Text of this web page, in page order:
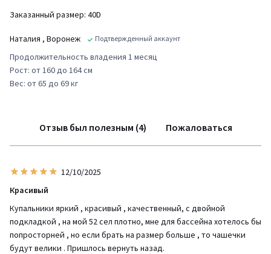
Заказанный размер: 40D
Наталия , Воронеж Подтвержденный аккаунт
Продолжительность владения 1 месяц
Рост: от 160 до 164 см
Вес: от 65 до 69 кг
Отзыв был полезным (4) Пожаловаться
12/10/2025
Красивый
Купальники яркий , красивый , качественный, с двойной
подкладкой , на мой 52 сел плотно, мне для бассейна хотелось бы
попросторней , но если брать на размер больше , то чашечки
будут велики . Пришлось вернуть назад.